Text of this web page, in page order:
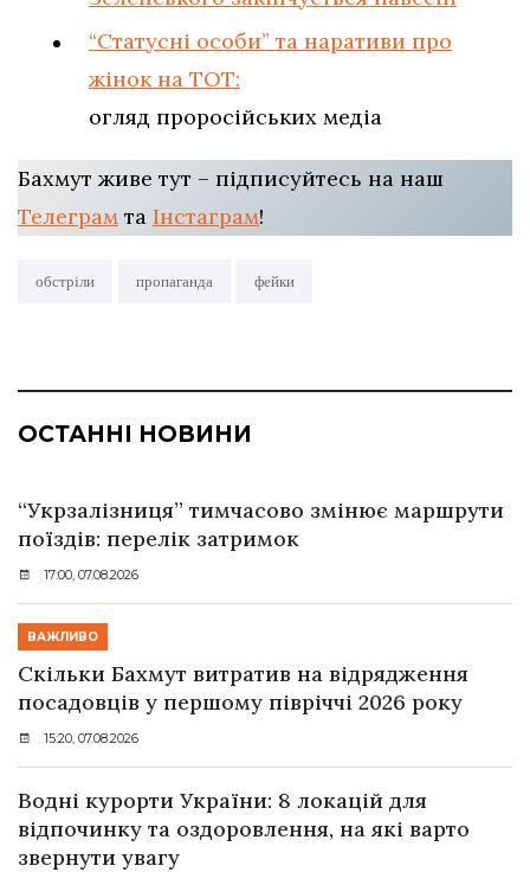
“Статусні особи” та наративи про
жінок на ТОТ:
огляд проросійських медіа
Бахмут живе тут – підписуйтесь на наш
Телеграм та Інстаграм!
обстріли пропаганда фейки
ОСТАННІ НОВИНИ
“Укрзалізниця” тимчасово змінює маршрути
поїздів: перелік затримок
17:00, 07.08.2026
ВАЖЛИВО
Скільки Бахмут витратив на відрядження
посадовців у першому півріччі 2026 року
15:20, 07.08.2026
Водні курорти України: 8 локацій для
відпочинку та оздоровлення, на які варто
звернути увагу